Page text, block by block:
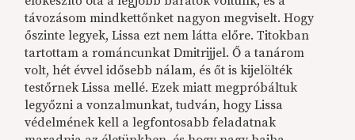
távozásom mindkettőnket nagyon megviselt. Hogy
őszinte legyek, Lissa ezt nem látta előre. Titokban
tartottam a románcunkat Dmitrijjel. Ő a tanárom
volt, hét évvel idősebb nálam, és őt is kijelölték
testőrnek Lissa mellé. Ezek miatt megpróbáltuk
legyőzni a vonzalmunkat, tudván, hogy Lissa
védelmének kell a legfontosabb feladatnak